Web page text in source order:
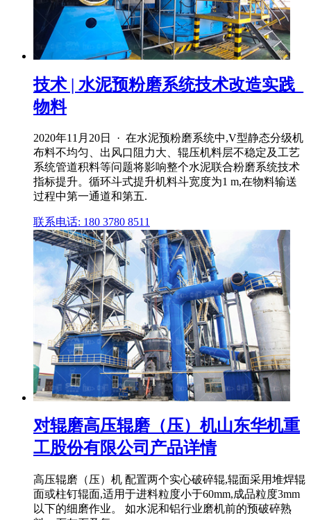
技术 | 水泥预粉磨系统技术改造实践_
物料
2020年11月20日 · 在水泥预粉磨系统中,V型静态分级机
布料不均匀、出风口阻力大、辊压机料层不稳定及工艺
系统管道积料等问题将影响整个水泥联合粉磨系统技术
指标提升。循环斗式提升机料斗宽度为1 m,在物料输送
过程中第一通道和第五.
联系电话: 180 3780 8511
对辊磨高压辊磨（压）机山东华机重
工股份有限公司产品详情
高压辊磨（压）机 配置两个实心破碎辊,辊面采用堆焊辊
面或柱钉辊面,适用于进料粒度小于60mm,成品粒度3mm
以下的细磨作业。 如水泥和铝行业磨机前的预破碎熟